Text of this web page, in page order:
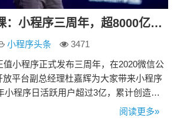
2020微信公开课：小程序三周年，超8000亿交易额，商业生态正当时
小程序头条
3471
小程序正式发布三周年，在2020微信公
平台副总经理杜嘉辉为大家带来小程序
小程序日活跃用户超过3亿，累计创造
比增长160%。 20多分钟的演讲里，他多
阅读更多»